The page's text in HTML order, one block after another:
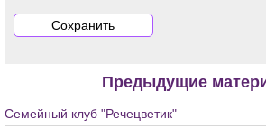
Предыдущие
Семейный клуб "Речецветик"